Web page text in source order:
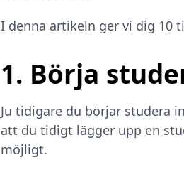
I denna artikeln ger vi dig 10
1. Börja
Ju tidigare du börjar studera
att du tidigt lägger upp en
möjligt.